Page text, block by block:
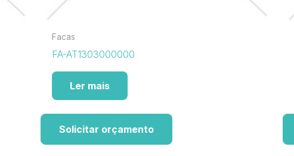
Facas
FA-AT1303000000
Ler mais
Solicitar orçamento